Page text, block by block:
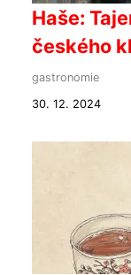
Haše:
českého
gastronomie
30. 12. 2024